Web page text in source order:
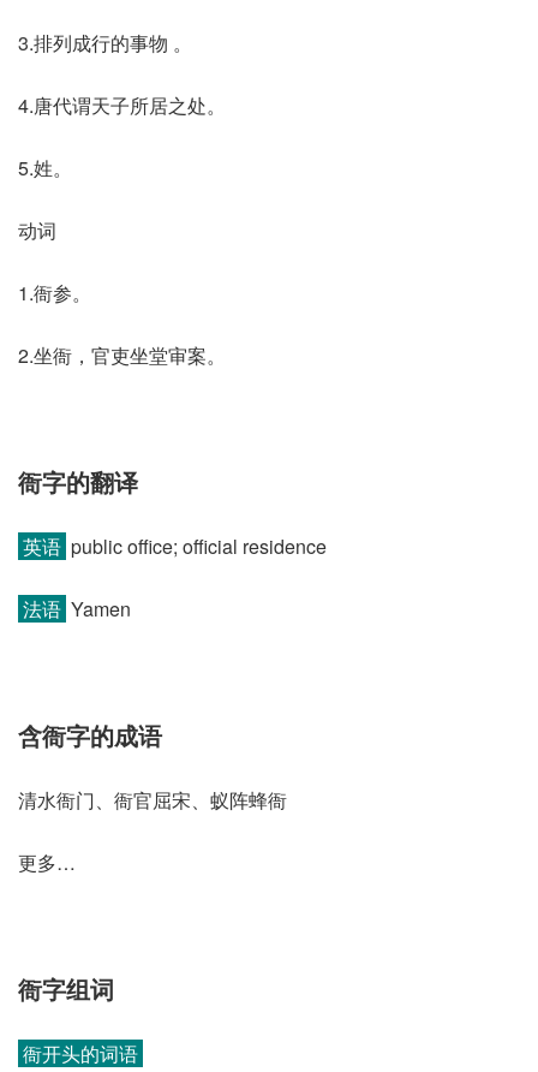
3.排列成行的事物 。
4.唐代谓天子所居之处。
5.姓。
动词
1.衙参。
2.坐衙，官吏坐堂审案。
衙字的翻译
英语 public office; official residence
法语 Yamen
含衙字的成语
清水衙门、衙官屈宋、蚁阵蜂衙
更多…
衙字组词
衙开头的词语